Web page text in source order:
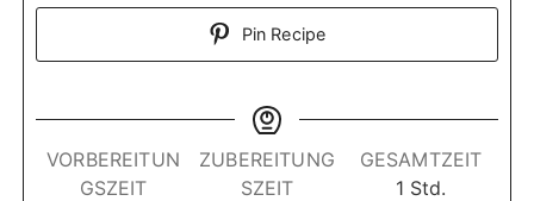
Pin Recipe
VORBEREITUN
GSZEIT
ZUBEREITUNG
SZEIT
GESAMTZEIT
1SStd.